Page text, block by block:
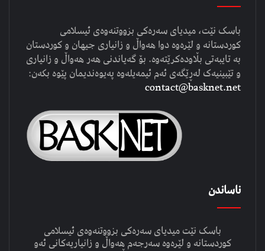
باسک نێت، میدیای سەرەکی بزووتنەوەی ئیسلامی
کوردستانە و لێرەوە دوا هەواڵ و زانیاری جیهان و کوردستان
بە تایبەتی بڵاودەکرێتەوە. بۆ گەیاندنی هەر هەواڵ و زانیاری
و تێبینیەک لەڕێگەی ئەم ئیمەیلەوە پەیوەندیمان پێوە بکەن:
contact@basknet.net
ناساندن
باسک نێت میدیای سەرەکی بزووتنەوەی ئیسلامی
کوردستانە و لێرەوە سەرجەم هەواڵ و زانیاریەکانی ئەو